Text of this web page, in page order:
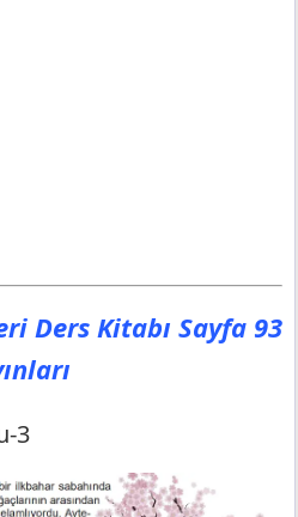
Ders Kitabı Sayfa 93
3